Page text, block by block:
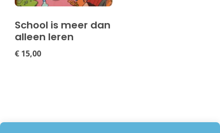
School is meer dan
alleen leren
€ 15,00